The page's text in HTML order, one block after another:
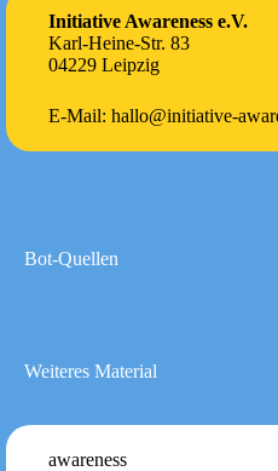
Initiative Awareness e.V.
Karl-Heine-Str. 83
04229 Leipzig
E-Mail: hallo@initiative-
Bot-Quellen
Weiteres Material
awareness